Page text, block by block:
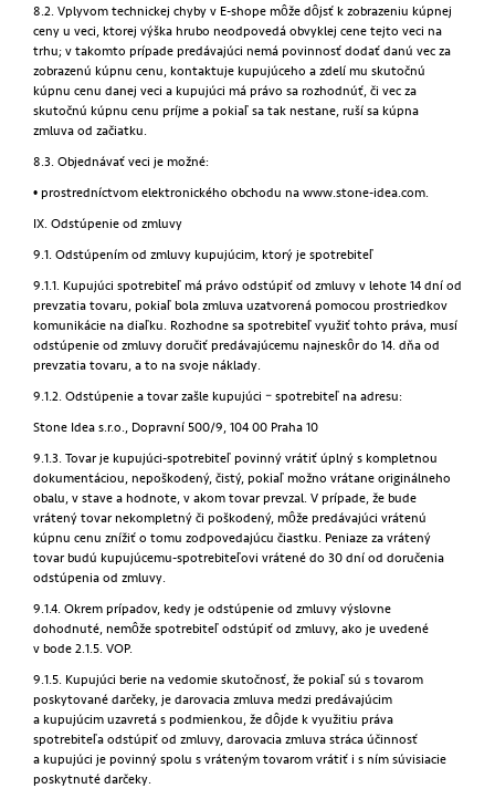
8.2. Vplyvom technickej chyby v E-shope môže dôjsť k zobrazeniu kúpnej
ceny u veci, ktorej výška hrubo neodpovedá obvyklej cene tejto veci na
trhu; v takomto prípade predávajúci nemá povinnosť dodať danú vec za
zobrazenú kúpnu cenu, kontaktuje kupujúceho a zdelí mu skutočnú
kúpnu cenu danej veci a kupujúci má právo sa rozhodnúť, či vec za
skutočnú kúpnu cenu príjme a pokiaľ sa tak nestane, ruší sa kúpna
zmluva od začiatku.
8.3. Objednávať veci je možné:
• prostredníctvom elektronického obchodu na www.stone-idea.com.
IX. Odstúpenie od zmluvy
9.1. Odstúpením od zmluvy kupujúcim, ktorý je spotrebiteľ
9.1.1. Kupujúci spotrebiteľ má právo odstúpiť od zmluvy v lehote 14 dní od
prevzatia tovaru, pokiaľ bola zmluva uzatvorená pomocou prostriedkov
komunikácie na diaľku. Rozhodne sa spotrebiteľ využiť tohto práva, musí
odstúpenie od zmluvy doručiť predávajúcemu najneskôr do 14. dňa od
prevzatia tovaru, a to na svoje náklady.
9.1.2. Odstúpenie a tovar zašle kupujúci – spotrebiteľ na adresu:
Stone Idea s.r.o., Dopravní 500/9, 104 00 Praha 10
9.1.3. Tovar je kupujúci-spotrebiteľ povinný vrátiť úplný s kompletnou
dokumentáciou, nepoškodený, čistý, pokiaľ možno vrátane originálneho
obalu, v stave a hodnote, v akom tovar prevzal. V prípade, že bude
vrátený tovar nekompletný či poškodený, môže predávajúci vrátenú
kúpnu cenu znížiť o tomu zodpovedajúcu čiastku. Peniaze za vrátený
tovar budú kupujúcemu-spotrebiteľovi vrátené do 30 dní od doručenia
odstúpenia od zmluvy.
9.1.4. Okrem prípadov, kedy je odstúpenie od zmluvy výslovne
dohodnuté, nemôže spotrebiteľ odstúpiť od zmluvy, ako je uvedené
v bode 2.1.5. VOP.
9.1.5. Kupujúci berie na vedomie skutočnosť, že pokiaľ sú s tovarom
poskytované darčeky, je darovacia zmluva medzi predávajúcim
a kupujúcim uzavretá s podmienkou, že dôjde k využitiu práva
spotrebiteľa odstúpiť od zmluvy, darovacia zmluva stráca účinnosť
a kupujúci je povinný spolu s vráteným tovarom vrátiť i s ním súvisiacie
poskytnuté darčeky.